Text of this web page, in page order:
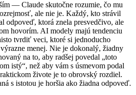
— Claude skutočne rozumie, čo mu
ale nie je. Každý, kto strávil
odpoveď, ktorá znela presvedčivo, ale
hovorím. AI modely majú tendenciu
tvrdiť veci, ktoré si jednoducho
menej. Nie je dokonalý, žiadny
na to, aby radšej povedal „toto
istý“, než aby vám s úsmevom podal
živote je to obrovský rozdiel.
s istotou je horšia ako žiadna odpoveď.